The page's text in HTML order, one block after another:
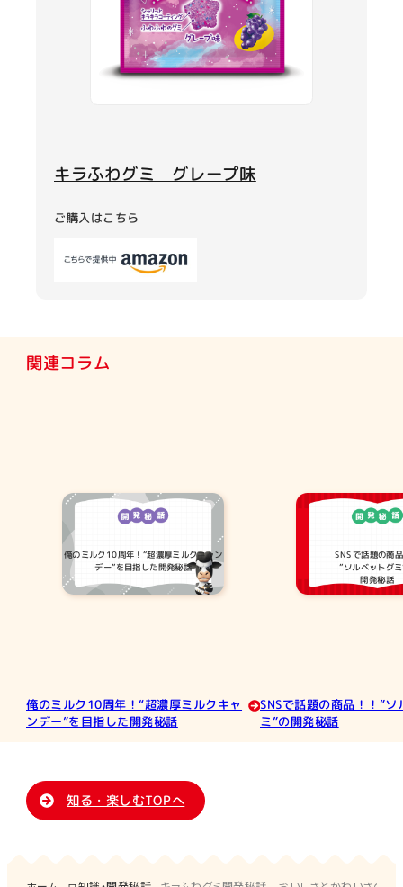
キラふわグミ グレープ味
ご購入はこちら
関連コラム
俺のミルク10周年！“超濃厚ミルクキャン
デー”を目指した開発秘話
俺のミルク10周年！“超濃厚ミルクキャ
ンデー”を目指した開発秘話
SNSで話題の商
”ソルベットグ
開発秘話
SNSで話題の商品！！”ソ
ミ”の開発秘話
知る・楽しむTOPへ